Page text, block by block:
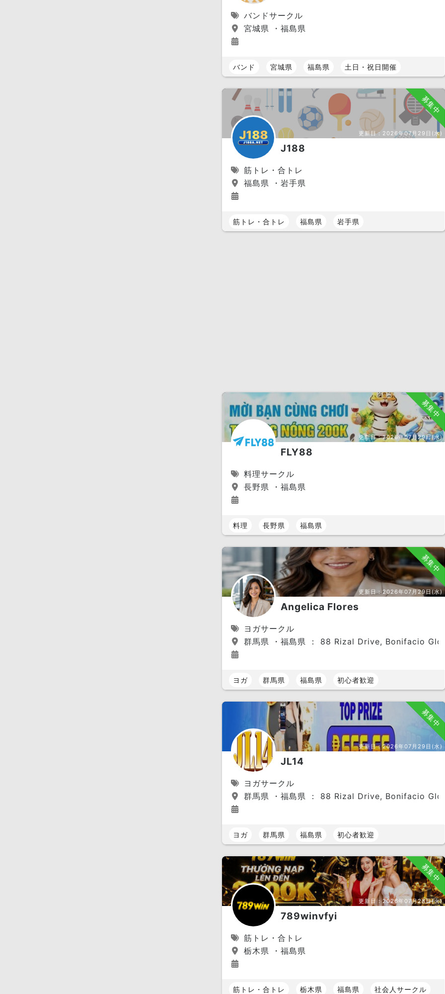
バンドサークル
宮城県 ・福島県
バンド 宮城県 福島県 土日・祝日開催
募集中
更新日： 2026年07月29日(水)
J188
筋トレ・合トレ
福島県 ・岩手県
筋トレ・合トレ 福島県 岩手県
募集中
更新日：2026年07月29日(水)
FLY88
料理サークル
長野県 ・福島県
料理 長野県 福島県
募集中
更新日：2026年07月29日(水)
Angelica Flores
ヨガサークル
群馬県 ・福島県 ： 88 Rizal Drive, Bonifacio
ヨガ 群馬県 福島県 初心者歓迎
募集中
更新日：2026年07月29日(水)
JL14
ヨガサークル
群馬県 ・福島県 ： 88 Rizal Drive, Bonifacio
ヨガ 群馬県 福島県 初心者歓迎
募集中
更新日：2026年07月28日(火)
789winvfyi
筋トレ・合トレ
栃木県 ・福島県
筋トレ・合トレ 栃木県 福島県 社会人サークル